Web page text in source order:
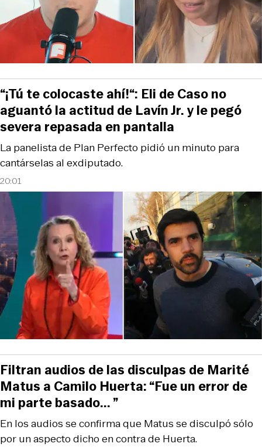
20:01
La panelista de Plan Perfecto pidió un minuto para
cantárselas al exdiputado.
“¡Tú te colocaste ahí!“: Eli de Caso no
aguantó la actitud de Lavín Jr. y le pegó
severa repasada en pantalla
En los audios se confirma que Matus se disculpó sólo
por un aspecto dicho en contra de Huerta.
Filtran audios de las disculpas de Marité
Matus a Camilo Huerta: “Fue un error de
mi parte basado... ”